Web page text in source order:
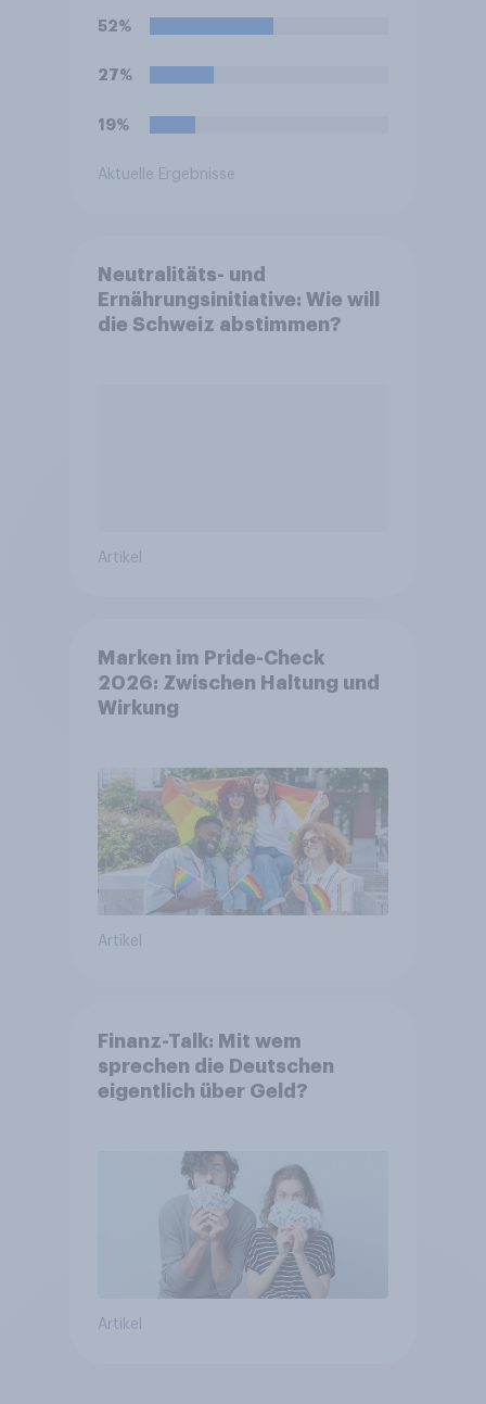
52%
27%
19%
Aktuelle Ergebnisse
Neutralitäts- und
Ernährungsinitiative: Wie will
die Schweiz abstimmen?
Artikel
Marken im Pride-Check
2026: Zwischen Haltung und
Wirkung
Artikel
Finanz-Talk: Mit wem
sprechen die Deutschen
eigentlich über Geld?
Artikel